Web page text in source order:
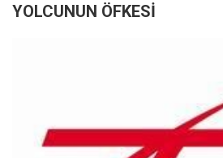
YOLCUNUN ÖFKESİ